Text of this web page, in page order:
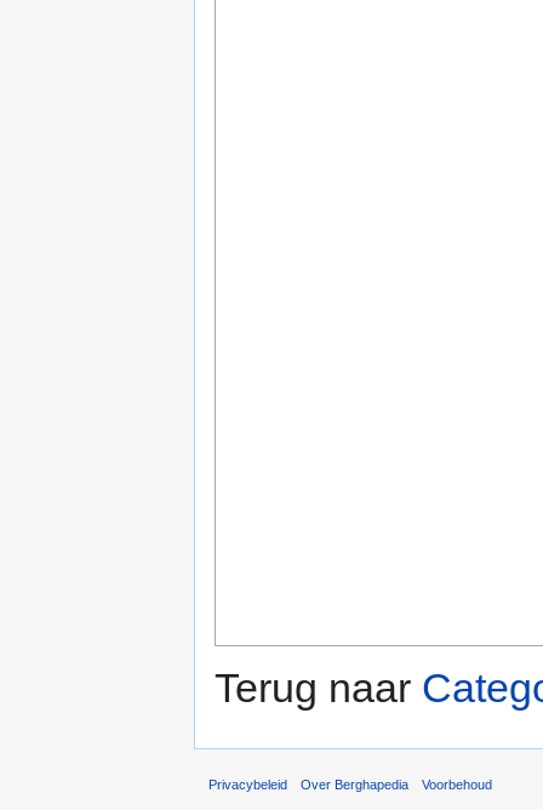
Terug naar
Privacybeleid Over Berghapedia Voorbehoud